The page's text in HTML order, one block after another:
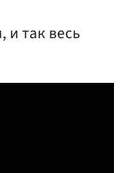
и так весь